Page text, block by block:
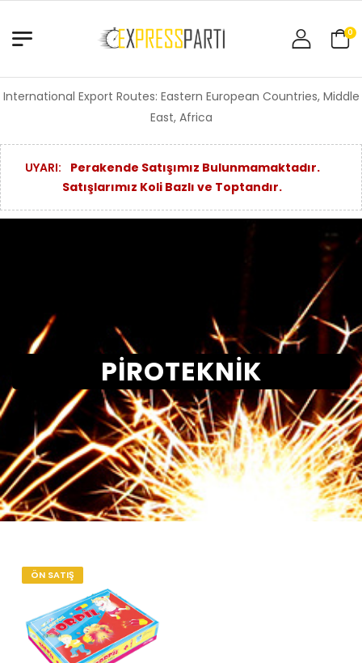
0
International Export Routes: Eastern European Countries, Middle
East, Africa
UYARI:
Perakende Satışımız Bulunmamaktadır.
Satışlarımız Koli Bazlı ve Toptandır.
PIROTEKNIK
ÖN SATIŞ